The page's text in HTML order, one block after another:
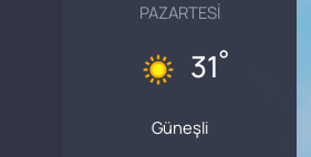
PAZARTESI
31°
Güneşli